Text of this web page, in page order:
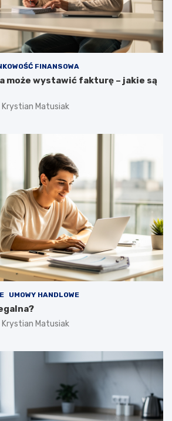
FINANSOWA
może wystawić fakturę – jakie są
Krystian Matusiak
UMOWY HANDLOWE
Krystian Matusiak